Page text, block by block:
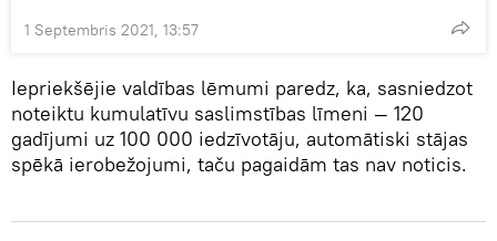
1 Septembris 2021, 13:57
Iepriekšējie valdības lēmumi paredz, ka, sasniedzot
noteiktu kumulatīvu saslimstības līmeni — 120
gadījumi uz 100 000 iedzīvotāju, automātiski stājas
spēkā ierobežojumi, taču pagaidām tas nav noticis.